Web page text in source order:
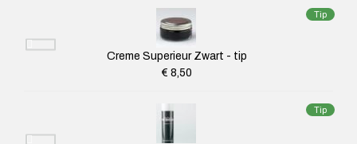
Tip
Creme Superieur Zwart - tip
€ 8,50
Tip